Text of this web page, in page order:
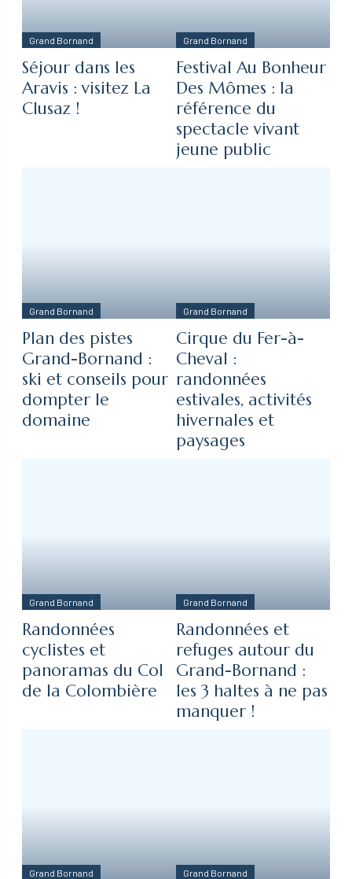
Grand Bornand
Séjour dans les
Aravis : visitez La
Clusaz !
Grand Bornand
Festival Au Bonheur
Des Mômes : la
référence du
spectacle vivant
jeune public
Grand Bornand
Plan des pistes
Grand-Bornand :
ski et conseils pour
dompter le
domaine
Grand Bornand
Cirque du Fer-à-
Cheval :
randonnées
estivales, activités
hivernales et
paysages
Grand Bornand
Randonnées
cyclistes et
panoramas du Col
de la Colombière
Grand Bornand
Randonnées et
refuges autour du
Grand-Bornand :
les 3 haltes à ne pas
manquer !
Grand Bornand Grand Bornand